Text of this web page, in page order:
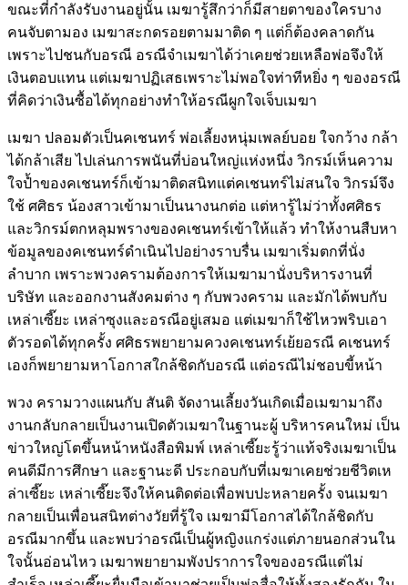
ขณะที่กำลังรับงานอยู่นั้น เมฆารู้สึกว่าก็มีสายตาของใครบาง
คนจับตามอง เมฆาสะกดรอยตามมาติด ๆ แต่ก็ต้องคลาดกัน
เพราะไปชนกับอรณี อรณีจำเมฆาได้ว่าเคยช่วยเหลือพ่อจึงให้
เงินตอบแทน แต่เมฆาปฏิเสธเพราะไม่พอใจท่าทีหยิ่ง ๆ ของอรณี
ที่คิดว่าเงินซื้อได้ทุกอย่างทำให้อรณีผูกใจเจ็บเมฆา
เมฆา ปลอมตัวเป็นคเชนทร์ พ่อเลี้ยงหนุ่มเพลย์บอย ใจกว้าง กล้า
ได้กล้าเสีย ไปเล่นการพนันที่บ่อนใหญ่แห่งหนึ่ง วิกรม์เห็นความ
ใจป้ำของคเชนทร์ก็เข้ามาติดสนิทแต่คเชนทร์ไม่สนใจ วิกรม์จึง
ใช้ ศศิธร น้องสาวเข้ามาเป็นนางนกต่อ แต่หารู้ไม่ว่าทั้งศศิธร
และวิกรม์ตกหลุมพรางของคเชนทร์เข้าให้แล้ว ทำให้งานสืบหา
ข้อมูลของคเชนทร์ดำเนินไปอย่างราบรื่น เมฆาเริ่มตกที่นั่ง
ลำบาก เพราะพวงครามต้องการให้เมฆามานั่งบริหารงานที่
บริษัท และออกงานสังคมต่าง ๆ กับพวงคราม และมักได้พบกับ
เหล่าเซี๊ยะ เหล่าซุงและอรณีอยู่เสมอ แต่เมฆาก็ใช้ไหวพริบเอา
ตัวรอดได้ทุกครั้ง ศศิธรพยายามควงคเชนทร์เย้ยอรณี คเชนทร์
เองก็พยายามหาโอกาสใกล้ชิดกับอรณี แต่อรณีไม่ชอบขี้หน้า
พวง ครามวางแผนกับ สันติ จัดงานเลี้ยงวันเกิดเมื่อเมฆามาถึง
งานกลับกลายเป็นงานเปิดตัวเมฆาในฐานะผู้ บริหารคนใหม่ เป็น
ข่าวใหญ่โตขึ้นหน้าหนังสือพิมพ์ เหล่าเซี๊ยะรู้ว่าแท้จริงเมฆาเป็น
คนดีมีการศึกษา และฐานะดี ประกอบกับที่เมฆาเคยช่วยชีวิตเห
ล่าเซี๊ยะ เหล่าเซี๊ยะจึงให้คนติดต่อเพื่อพบปะหลายครั้ง จนเมฆา
กลายเป็นเพื่อนสนิทต่างวัยที่รู้ใจ เมฆามีโอกาสได้ใกล้ชิดกับ
อรณีมากขึ้น และพบว่าอรณีเป็นผู้หญิงแกร่งแต่ภายนอกส่วนใน
ใจนั้นอ่อนไหว เมฆาพยายามพังปราการใจของอรณีแต่ไม่